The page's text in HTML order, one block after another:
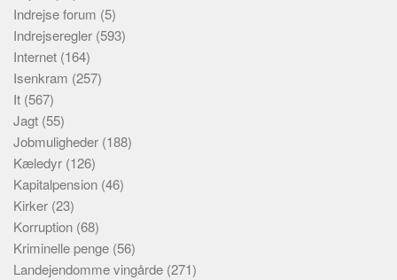
Indrejse forum (5)
Indrejseregler (593)
Internet (164)
Isenkram (257)
It (567)
Jagt (55)
Jobmuligheder (188)
Kæledyr (126)
Kapitalpension (46)
Kirker (23)
Korruption (68)
Kriminelle penge (56)
Landejendomme vingårde (271)